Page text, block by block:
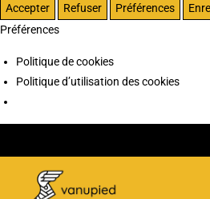
Accepter Refuser Préférences
Préférences
Politique de cookies
Politique d’utilisation des cookies